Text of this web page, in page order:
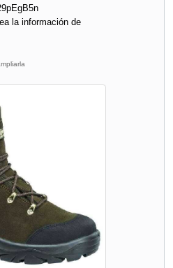
la información de